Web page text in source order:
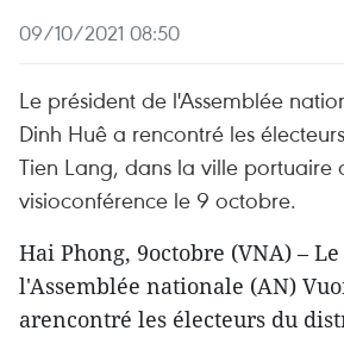
09/10/2021 08:50
Le président de l'Assemblée
Dinh Huê a rencontré les
Tien Lang, dans la ville portuaire
visioconférence le 9 octobre.
Hai Phong, 9octobre (VNA) –
l'Assemblée nationale (AN)
arencontré les électeurs du